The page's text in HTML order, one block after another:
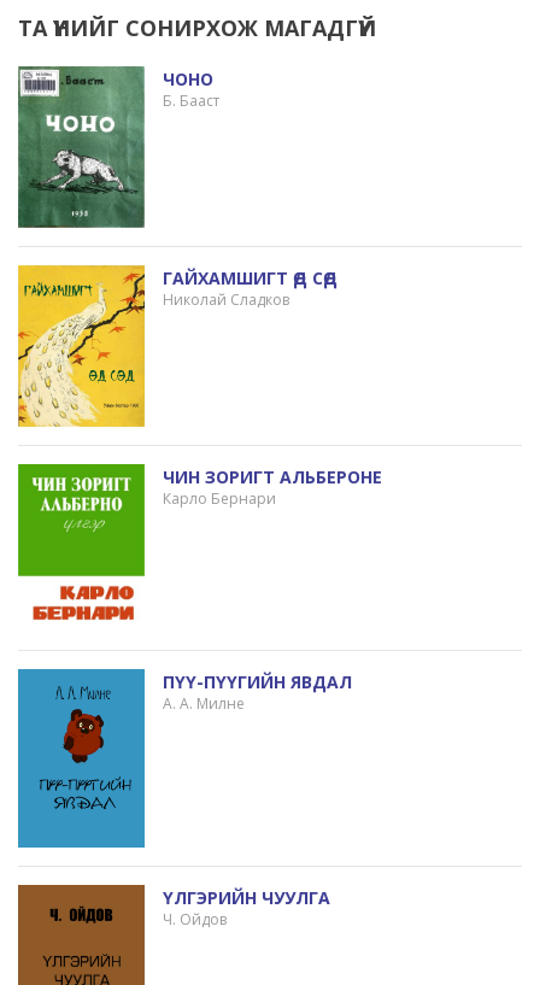
ТА ҮҮНИЙГ СОНИРХОЖ МАГАДГҮЙ
ЧОНО
Б. Бааст
ГАЙХАМШИГТ ӨД СӨД
Николай Сладков
ЧИН ЗОРИГТ АЛЬБЕРОНЕ
Карло Бернари
ПҮҮ-ПҮҮГИЙН ЯВДАЛ
А. А. Милне
ҮЛГЭРИЙН ЧУУЛГА
Ч. Ойдов